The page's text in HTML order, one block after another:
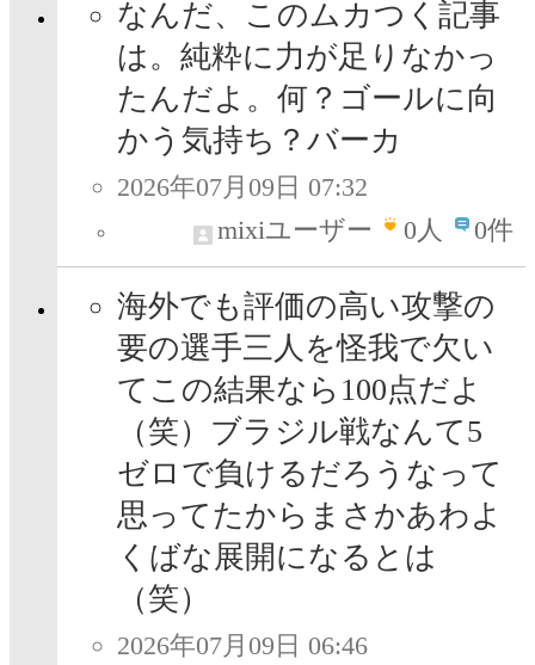
なんだ、このムカつく記事
は。純粋に力が足りなかっ
たんだよ。何？ゴールに向
かう気持ち？バーカ
2026年07月09日 07:32
mixiユーザー
0人 0件
海外でも評価の高い攻撃の
要の選手三人を怪我で欠い
てこの結果なら100点だよ
（笑）ブラジル戦なんて5
ゼロで負けるだろうなって
思ってたからまさかあわよ
くばな展開になるとは
（笑）
2026年07月09日 06:46